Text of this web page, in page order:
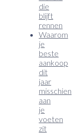
die
blijft
rennen
Waarom
je
beste
aankoop
dit
jaar
misschien
aan
je
voeten
zit